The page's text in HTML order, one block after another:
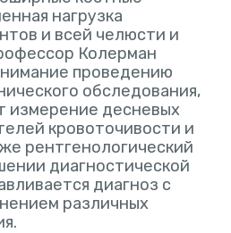
нагрузка
и всей челюсти и
Колерман
проведению
обследования,
измерение десневых
кровоточивости и
рентгенологический
диагностической
диагноз с
различных